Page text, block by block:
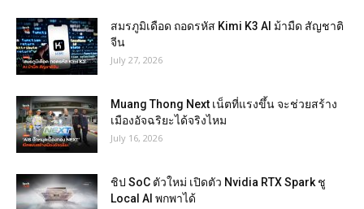
สมรภูมิเดือด ถอดรหัส Kimi K3 AI ม้ามืด สัญชาติ
จีน
July 27, 2026
Muang Thong Next เน็ตที่แรงขึ้น จะช่วยสร้าง
เมืองอัจฉริยะได้จริงไหม
July 16, 2026
ชิป SoC ตัวใหม่ เปิดตัว Nvidia RTX Spark ชู
Local AI พกพาได้